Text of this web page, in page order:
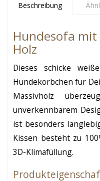
Beschreibung
Hundesofa mit
Holz
Dieses schicke
Hundekörbchen für
Massivholz
unverkennbarem
ist besonders
Kissen besteht zu
3D-Klimafüllung.